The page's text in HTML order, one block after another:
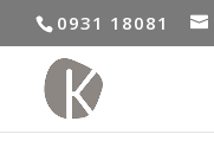
0931 18081